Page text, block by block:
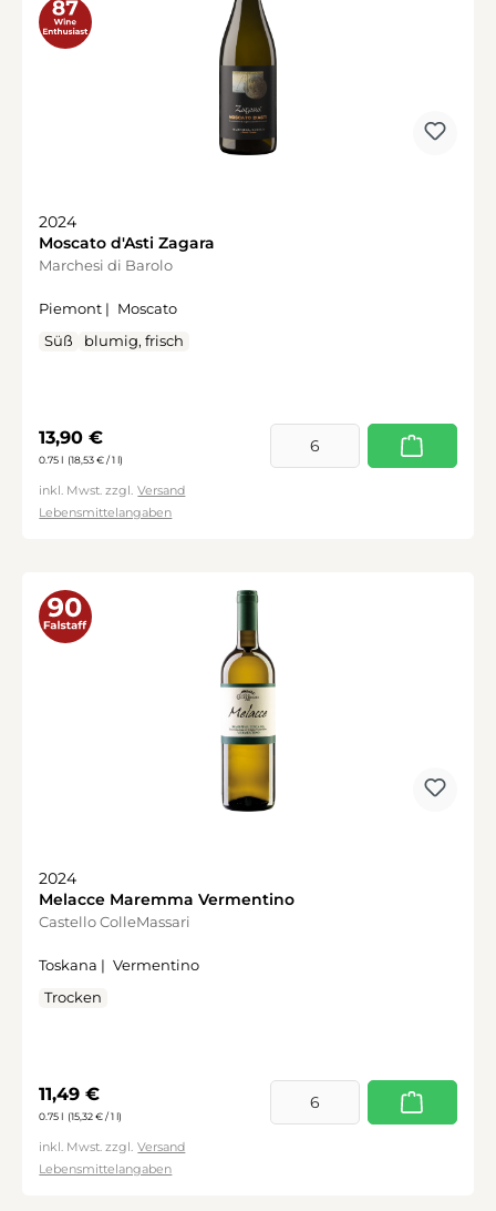
2024
Moscato d'Asti Zagara
Marchesi di Barolo
Piemont | Moscato
Süß
blumig, frisch
Regulärer Preis:
13,90 €
0.75 l (18,53 € / 1 l)
inkl. Mwst. zzgl. Versand
Lebensmittelangaben
2024
Melacce Maremma Vermentino
Castello ColleMassari
Toskana | Vermentino
Trocken
Regulärer Preis:
11,49 €
0.75 l (15,32 € / 1 l)
inkl. Mwst. zzgl. Versand
Lebensmittelangaben